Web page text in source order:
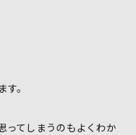
。
ってしまうのもよくわか